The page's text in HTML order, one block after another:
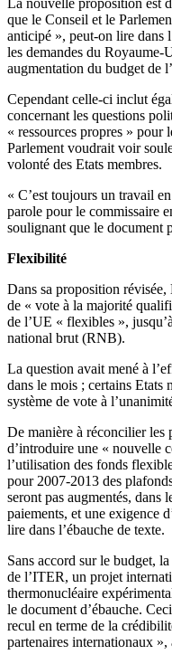
La nouvelle proposition est
que le Conseil et le
anticipé », peut-on lire dans
les demandes du
augmentation du budget de
Cependant celle-ci inclut
concernant les questions
« ressources propres » pour
Parlement voudrait voir
volonté des Etats membres.
« C’est toujours un travail
parole pour le commissaire
soulignant que le document
Flexibilité
Dans sa proposition
de « vote à la majorité
de l’UE « flexibles »,
national brut (RNB).
La question avait mené à
dans le mois ; certains Etats
système de vote à
De manière à réconcilier les
d’introduire une « nouvelle
l’utilisation des fonds
pour 2007-2013 des
seront pas augmentés, dans
paiements, et une exigence
lire dans l’ébauche de texte.
Sans accord sur le budget,
de l’ITER, un projet
thermonucléaire
le document d’ébauche.
recul en terme de la
partenaires internationaux